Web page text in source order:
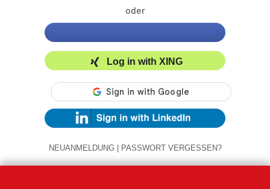
oder
Log in with XING
NEUANMELDUNG | PASSWORT VERGESSEN?